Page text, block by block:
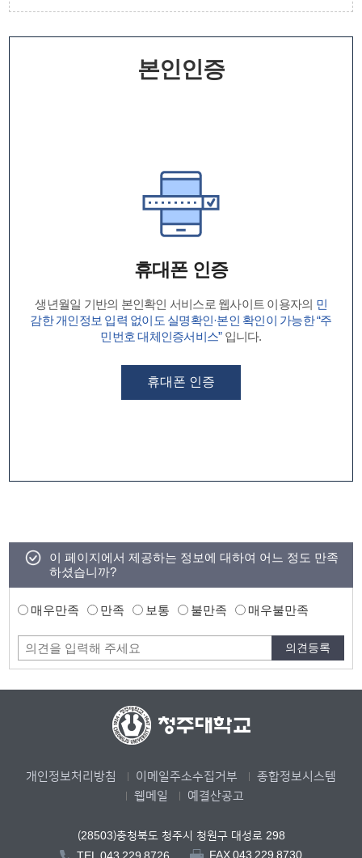
본인인증
휴대폰 인증
생년월일 기반의 본인확인 서비스로 웹사이트 이용자의 민
감한 개인정보 입력 없이도 실명확인·본인 확인이 가능한 “주
민번호 대체인증서비스”입니다.
휴대폰 인증
이 페이지에서 제공하는 정보에 대하여 어느 정도 만족
하셨습니까?
매우만족 만족 보통 불만족 매우불만족
개인정보처리방침 이메일주소수집거부
종합정보시스템
웹메일
예결산공고
(28503)충청북도 청주시 청원구 대성로 298